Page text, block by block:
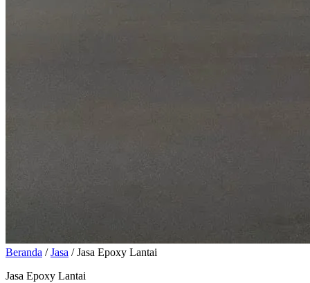
Beranda / Jasa / Jasa Epoxy Lantai
Jasa Epoxy Lantai